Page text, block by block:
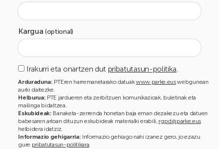
Kargua(optional)
Irakurri eta onartzen dut pribatutasun-politika.
Arduraduna: PTEren harremanetarako datuakwww.parke.euswebgunean
aurki daitezke.
Helburua: PTE jardueren eta zerbitzuen komunikazioak, buletinak eta
mailinga bidaltzea.
Eskubideak: Banaketa-zerrenda honetan baja eman dezakezu eta datuen
babesaren arloan dituzun eskubideak materialki erabili, rgpd@parke.eus
helbidera idatziz.
Informazio gehigarria: Informazio gehiago nahi izanez gero, jo ezazu
gure pribatutasun-politikara.